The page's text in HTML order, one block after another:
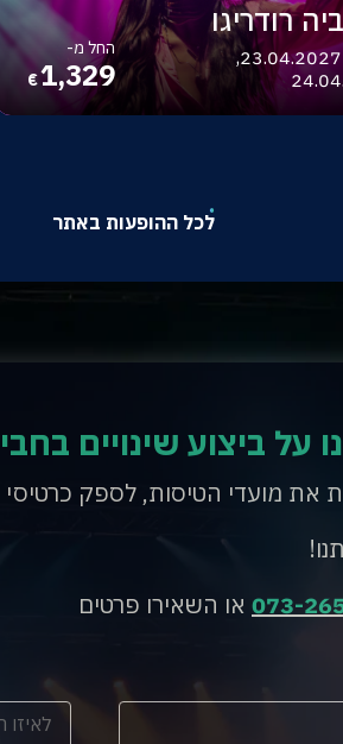
רודריגו
פריז - 23.04.2027,
החל מ-
1,329
€
לכל ההופעות באתר
על ביצוע שינויים
את מועדי הטיסות, לספק
073- או השאירו פרטים